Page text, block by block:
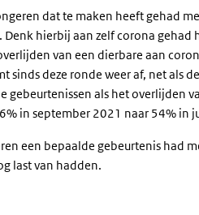
dat te maken heeft gehad
hierbij aan zelf corona gehad
van een dierbare aan
deze ronde weer af, net als
als het overlijden
in september 2021 naar 54% in
een bepaalde gebeurtenis had
last van hadden.